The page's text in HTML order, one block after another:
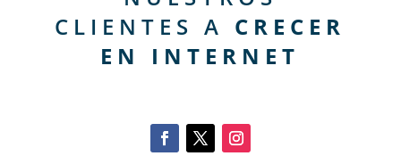
CLIENTES A CRECER
EN INTERNET